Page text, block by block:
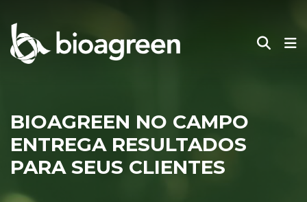
BIOAGREEN NO CAMPO
ENTREGA RESULTADOS
PARA SEUS CLIENTES